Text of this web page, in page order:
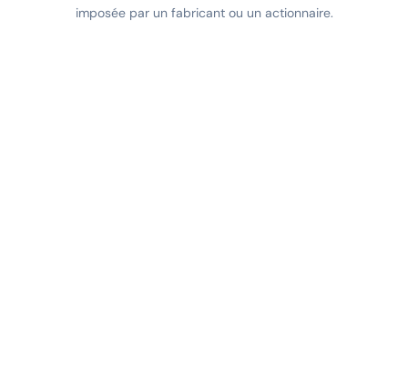
imposée par un fabricant ou un actionnaire.